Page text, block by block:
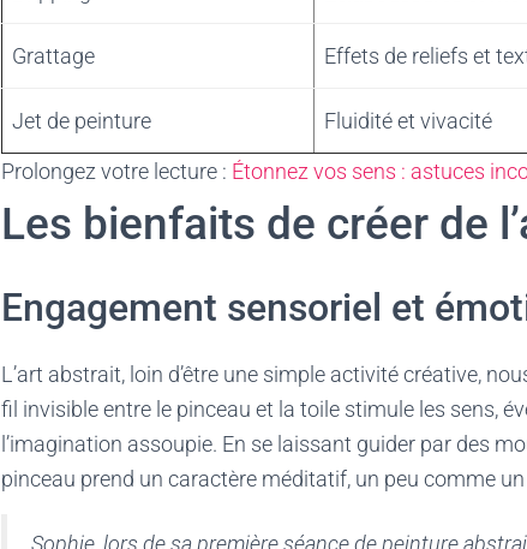
Grattage Effets de reliefs et
Jet de peinture
Fluidité et vivacité
Prolongez votre lecture : Étonnez vos sens : astuces
Les bienfaits de créer de
Engagement sensoriel et
L’art abstrait, loin d’être une simple activité créative,
fil invisible entre le pinceau et la toile stimule les sens,
l’imagination assoupie. En se laissant guider par des
pinceau prend un caractère méditatif, un peu comme
Sophie, lors de sa première séance de peinture